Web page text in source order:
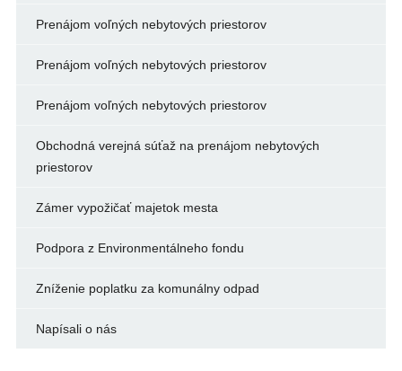
Prenájom voľných nebytových priestorov
Prenájom voľných nebytových priestorov
Prenájom voľných nebytových priestorov
Obchodná verejná súťaž na prenájom nebytových
priestorov
Zámer vypožičať majetok mesta
Podpora z Environmentálneho fondu
Zníženie poplatku za komunálny odpad
Napísali o nás